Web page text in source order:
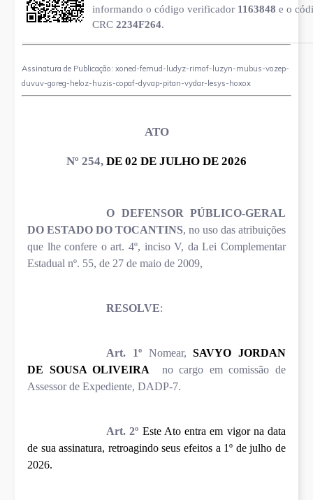
informando o código verificador 1163848 e o
CRC 2234F264.
Assinatura de Publicação: xoned-femud-ludyz-rimof-luzyn-mubus-vozep-
duvuv-goreg-heloz-huzis-copaf-dyvap-pitan-vydar-lesys-hoxox
ATO
Nº 254, DE 02 DE JULHO DE 2026
O DEFENSOR PÚBLICO-GERAL
DO ESTADO DO TOCANTINS, no uso das atribuições
que lhe confere o art. 4º, inciso V, da Lei Complementar
Estadual nº. 55, de 27 de maio de 2009,
RESOLVE:
Art. 1º Nomear,SAVYO JORDAN
DE SOUSA OLIVEIRA no cargo em comissão de
Assessor de Expediente, DADP-7.
Art. 2º Este Ato entra em vigor na data
de sua assinatura, retroagindo seus efeitos a 1º de julho de
2026.